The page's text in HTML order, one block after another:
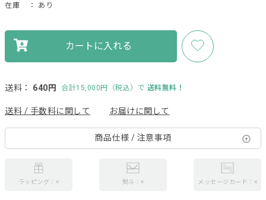
在庫 ： あり
カートに入れる
送料： 640円 合計15,000円（税込）で 送料無料！
送料 / 手数料に関して お届けに関して
商品仕様 / 注意事項
ラッピング：× 熨斗：× メッセージカード：×